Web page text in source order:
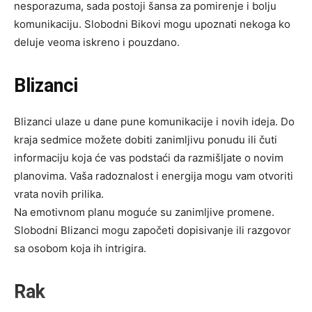
nesporazuma, sada postoji šansa za pomirenje i bolju
komunikaciju. Slobodni Bikovi mogu upoznati nekoga ko
deluje veoma iskreno i pouzdano.
Blizanci
Blizanci ulaze u dane pune komunikacije i novih ideja. Do
kraja sedmice možete dobiti zanimljivu ponudu ili čuti
informaciju koja će vas podstaći da razmišljate o novim
planovima. Vaša radoznalost i energija mogu vam otvoriti
vrata novih prilika.
Na emotivnom planu moguće su zanimljive promene.
Slobodni Blizanci mogu započeti dopisivanje ili razgovor
sa osobom koja ih intrigira.
Rak